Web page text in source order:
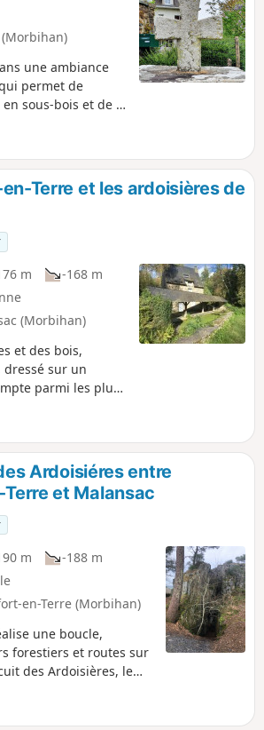
une ambiance
permet de
sous-bois et de la
siècle.
Terre et les ardoisières de
m
-168 m
(Morbihan)
et des bois,
dressé sur un
parmi les plus
la ville
niché au cœur du
de ce village, belle
et les
de Pluherlin.Le
entre landes,
des
en-Terre et de
Ardoisiéres entre
et Malansac
m
-188 m
en-Terre (Morbihan)
une boucle,
forestiers et routes sur
des Ardoisières, le